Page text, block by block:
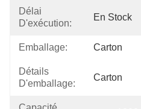
Délai
D'exécution:
En Stock
Emballage: Carton
Détails
D'emballage:
Carton